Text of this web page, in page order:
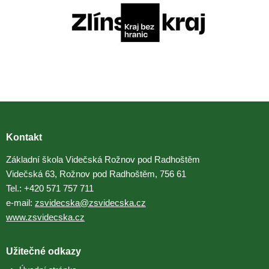
Kontakt
Základní škola Videčská Rožnov pod Radhoštěm
Videčská 63, Rožnov pod Radhoštěm, 756 61
Tel.: +420 571 757 711
e-mail: zsvidecska@zsvidecska.cz
www.zsvidecska.cz
Užitečné odkazy